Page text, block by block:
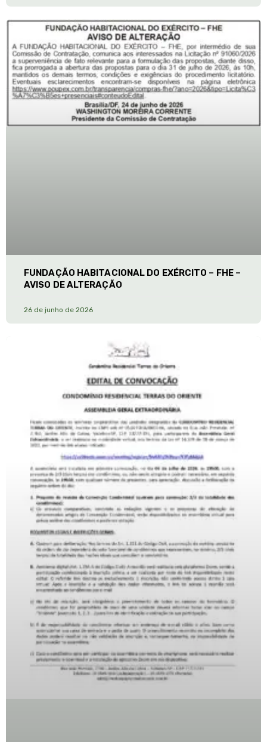
FUNDAÇÃO HABITACIONAL DO EXÉRCITO – FHE –
AVISO DE ALTERAÇÃO
26 de junho de 2026